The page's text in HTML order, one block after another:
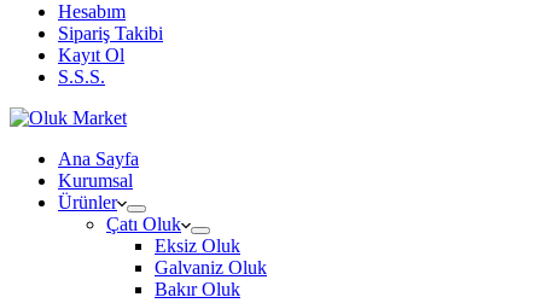
Hesabım
Sipariş Takibi
Kayıt Ol
S.S.S.
Ana Sayfa
Kurumsal
Ürünler
Çatı Oluk
Eksiz Oluk
Galvaniz Oluk
Bakır Oluk